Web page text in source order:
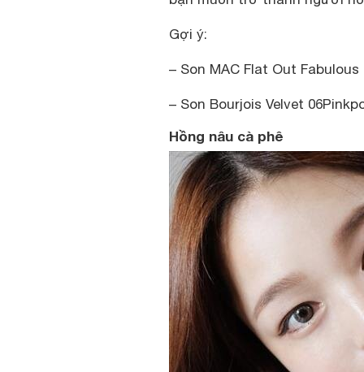
Gợi ý:
– Son MAC Flat Out
– Son Bourjois Velvet
Hồng nâu cà phê